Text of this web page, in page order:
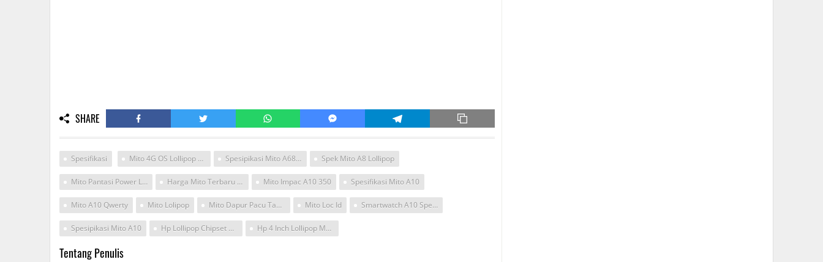
SHARE
Spesifikasi Mito 4G OS Lollipop Murah Spesipikasi Mito A68 Versi Androin Lolipop Spek Mito A8 Lollipop
Mito Pantasi Power Lolipop 4g Harga Mito Terbaru Lolipop Mito Impac A10 350 Spesifikasi Mito A10
Mito A10 Qwerty Mito Lolipop Mito Dapur Pacu Tangguh Tahun 2017 Mito Loc Id Smartwatch A10 Spesifikasi
Spesipikasi Mito A10 Hp Lollipop Chipset Mediatek Hp 4 Inch Lollipop Mediatek
Tentang Penulis